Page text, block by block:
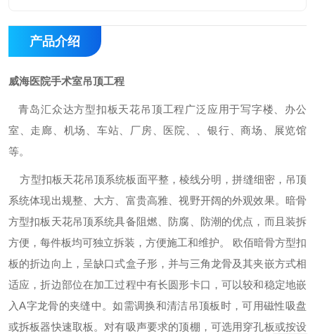
产品介绍
威海医院手术室吊顶工程
青岛汇众达方型扣板天花吊顶工程广泛应用于写字楼、办公
室、走廊、机场、车站、厂房、医院、、银行、商场、展览馆
等。
方型扣板天花吊顶系统板面平整，棱线分明，拼缝细密，吊顶
系统体现出规整、大方、富贵高雅、视野开阔的外观效果。暗骨
方型扣板天花吊顶系统具备阻燃、防腐、防潮的优点，而且装拆
方便，每件板均可独立拆装，方便施工和维护。 欧佰暗骨方型扣
板的折边向上，呈缺口式盒子形，并与三角龙骨及其夹嵌方式相
适应，折边部位在加工过程中有长圆形卡口，可以较和稳定地嵌
入A字龙骨的夹缝中。如需调换和清洁吊顶板时，可用磁性吸盘
或拆板器快速取板。对有吸声要求的顶棚，可选用穿孔板或按设